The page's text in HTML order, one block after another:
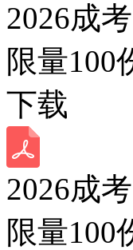
2026成
限量100
下载
2026成
限量100